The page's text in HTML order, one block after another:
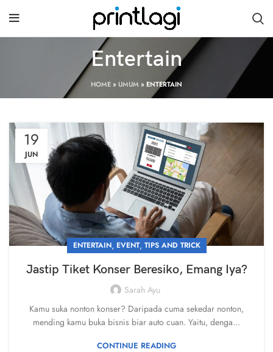
Entertain
HOME»UMUM »ENTERTAIN
19
JUN
ENTERTAIN, EVENT, TIPS AND TRICK
Jastip Tiket Konser Beresiko, Emang Iya?
Sarah Ayu
Kamu suka nonton konser? Daripada cuma sekedar nonton,
mending kamu buka bisnis biar auto cuan. Yaitu, denga...
CONTINUE READING